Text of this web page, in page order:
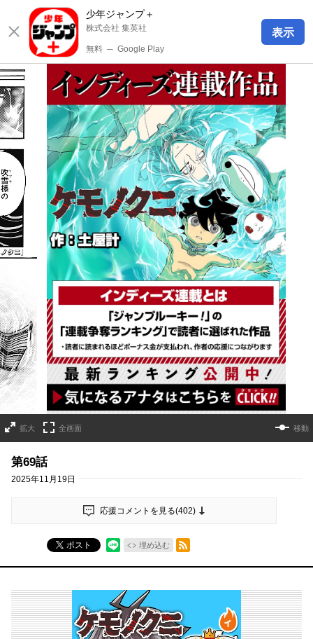
少年ジャンプ＋
株式会社 集英社
無料 ─ Google Play
表示
詳細ページへのリンク
拡大 全画面 移動
第69話
2025年11月19日
応援コメントを見る(402)
ポスト 埋め込む
RSSフィード